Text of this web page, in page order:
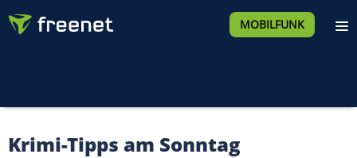
MOBILFUNK
Krimi-Tipps am Sonntag